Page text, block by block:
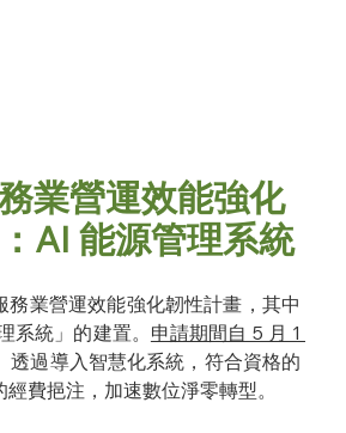
業營運效能強化
AI 能源管理系統
務業營運效能強化韌性計畫 ，其中
系統」的建置。 申請期間自 5 月 1
透過導入智慧化系統，符合資格的
費挹注，加速數位淨零轉型。